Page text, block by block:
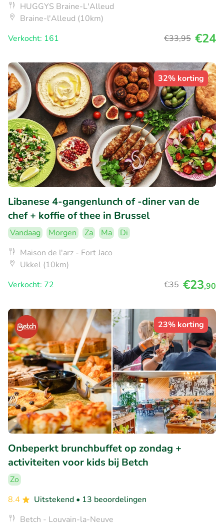
HUGGYS Braine-L'Alleud
Braine-l'Alleud (10km)
Verkocht: 161
€33,95 €24
32% korting
Libanese 4-gangenlunch of -diner van de
chef + koffie of thee in Brussel
Vandaag Morgen Za Ma
Di
Maison de l'arz - Fort Jaco
Ukkel (10km)
Verkocht: 72
€35 €23,90
23% korting
Onbeperkt brunchbuffet op zondag +
activiteiten voor kids bij Betch
Zo
8.4
Uitstekend • 13 beoordelingen
Betch - Louvain-la-Neuve